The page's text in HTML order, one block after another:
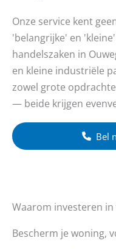
Onze service kent
'belangrijke' en
handelszaken in
en kleine industriële
zowel grote
— beide krijgen
Bel
Waarom investeren in
Bescherm je woning,